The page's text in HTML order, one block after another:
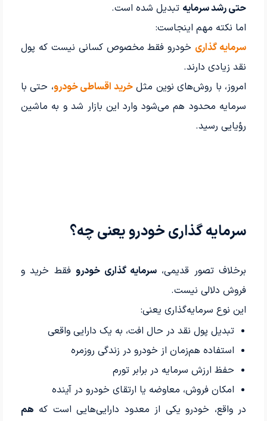
حتی رشد سرمایه تبدیل شده است.
اما نکته مهم اینجاست:
سرمایه گذاری خودرو فقط مخصوص کسانی نیست که پول
نقد زیادی دارند.
امروز، با روش‌های نوین مثلخرید اقساطی خودرو، حتی با
سرمایه محدود هم می‌شود وارد این بازار شد و به ماشین
رؤیایی رسید.
سرمایه گذاری خودرو یعنی چه؟
برخلاف تصور قدیمی،سرمایه گذاری خودروفقط خرید و
فروش دلالی نیست.
این نوع سرمایه‌گذاری یعنی:
تبدیل پول نقد در حال افت، به یک دارایی واقعی
استفاده هم‌زمان از خودرو در زندگی روزمره
حفظ ارزش سرمایه در برابر تورم
امکان فروش، معاوضه یا ارتقای خودرو در آینده
در واقع، خودرو یکی از معدود دارایی‌هایی است که هم